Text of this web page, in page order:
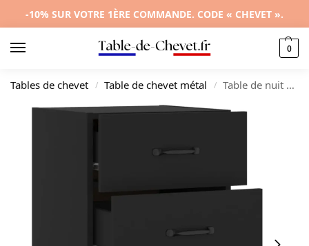
-10% SUR VOTRE 1ÈRE COMMANDE. CODE « CHEVET ».
0
Tables de chevet / Table de chevet métal / Table de nuit bois noir design moderne 3 tiroirs, 40x40x66cm